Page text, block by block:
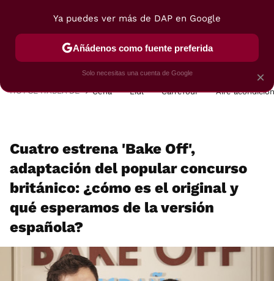
POSTRES VIAJES SELECCIÓN VEGUI
HOY SE HABLA DE Cena Lidl Carrefour Aire
Cuatro estrena 'Bake Off',
adaptación del popular concurso
británico: ¿cómo es el original y
qué esperamos de la versión
española?
×
Ya puedes ver más de DAP en Google
Añádenos como fuente preferida
Solo necesitas una cuenta de Google